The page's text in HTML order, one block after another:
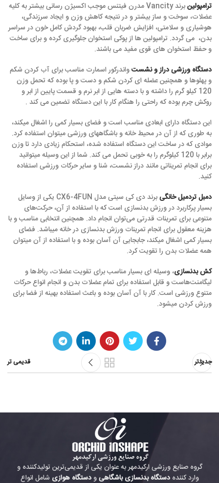
ترامپولین
برند Vancity مدرن فیتنس موجب اکسیژن رسانی بیشتر به کلیه
عضلات، سوخت و ساز بیشتر و در نتیجه کاهش وزن و ایجاد سرزندگی،
هوشیاری و سلامتی، افزایش ضربان قلب، بهبود گردش کامل خون در سراسر
بدن، می گردد. ترامپولین ها از پوکی استخوان جلوگیری کرده و برای ساخت
و حفظ استخوان های قوی مفید می باشند.
دستگاه ورزشی دراز و نشستواندرکور اسمارت مناسب برای آب کردن شکم
و پهلوها و همچنین عضله ای کردن شکم و دست و پا بوده که تحمل وزن
120 کیلو گرم را داشته و با دسته هایی از ابر نرم و قسمت پایین از ابر و
روکش چرم بوده که راحتی را هنگام کار با این دستگاه تضمین می کند .
این دستگاه دارای ابعادی مناسب است و فضای بسیار کمی را اشغال میکند،
به طوری که از آن در محیط خانه و باشگاههای ورزشی میتوان استفاده کرد.
موادی که در ساخت این دستگاه استفاده شده، استحکام زیادی دارد تا وزن
برابر با 120 کیلوگرم را به خوبی تحمل می کند. شما از این وسیله میتوانید
برای انجام تمریناتی مانند دراز نشست، شنا و سایر حرکات ورزشی استفاده
کنید.
دمبل تردمیل خانگی
برند دی کی سیتی مدل CX6-4FUN یکی از وسایل
بسیار پرکاربرد در ورزش بدنسازی است که با استفاده از آن، حرکت‌های
متنوعی برای تمرینات قدرتی می‌توان انجام داد. همچنین انتخابی مناسب و با
هزینه معقول برای انجام تمرینات ورزش بدنسازی در خانه میباشد. فضای
بسیار کمی اشغال میکند، جابجایی آن آسان بوده و با استفاده از آن میتوان
همه عضلات بدن را تقویت کرد.
کش بدنسازی، وسیله ای بسیار مناسب برای تقویت عضلات، رباط‌ها و
لیگامنت‌هاست و قابل استفاده برای تمام عضلات بدن و انجام انواع حرکات
متنوع ورزشی است. کار با آن آسان بوده و باعث استفاده بهینه از فضا برای
ورزش کردن میشود.
جدیدتر قدیمی تر
گروه صنایع ورزشی ارکیدمهر به عنوان یکی از قدیمی‌ترین تولیدکننده و
وارد کنندهدستگاه بدنسازی باشگاهیودستگاه هوازی شامل انواع